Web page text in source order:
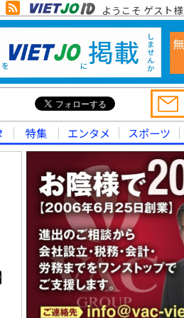
ようこそ ゲスト様
特集 エンタメ スポーツ